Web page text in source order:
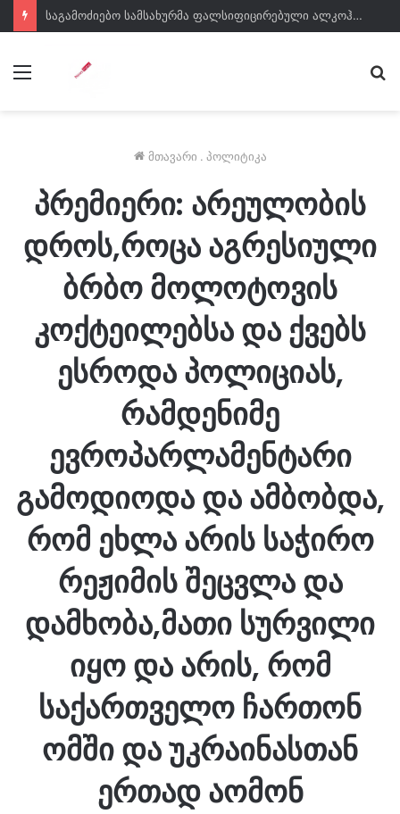
საგამოძიებო სამსახურმა ფალსიფიცირებული ალკოჰოლური სასმელებისა და ყალბი აქციზური მარკების დამზადება-გასაღების ფაქტზე 3 პირი დააკავა
მენიუ
მთავარი . პოლიტიკა
პრემიერი: არეულობის
დროს,როცა აგრესიული
ბრბო მოლოტოვის
კოქტეილებსა და ქვებს
ესროდა პოლიციას,
რამდენიმე
ევროპარლამენტარი
გამოდიოდა და ამბობდა,
რომ ეხლა არის საჭირო
რეჟიმის შეცვლა და
დამხობა,მათი სურვილი
იყო და არის, რომ
საქართველო ჩართონ
ომში და უკრაინასთან
ერთად აომონ